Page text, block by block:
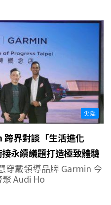
尖端
界對談「生活進化
永續議題打造極致體驗
穿戴領導品牌 Garmin 今
Audi Ho